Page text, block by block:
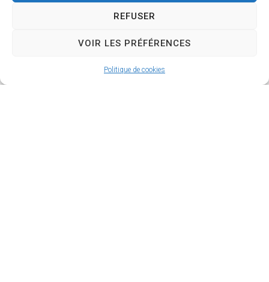
REFUSER
VOIR LES PRÉFÉRENCES
Politique de cookies